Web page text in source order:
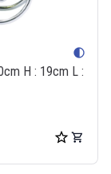
contrast
H : 19cm L :